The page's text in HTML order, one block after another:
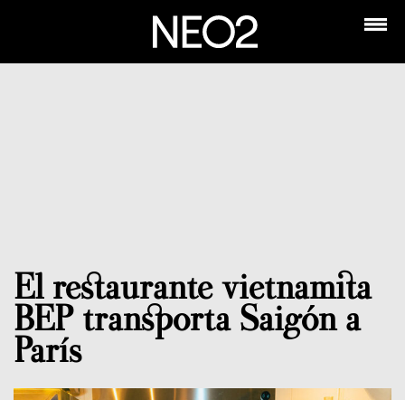
El restaurante vietnamita
BEP transporta Saigón a
París